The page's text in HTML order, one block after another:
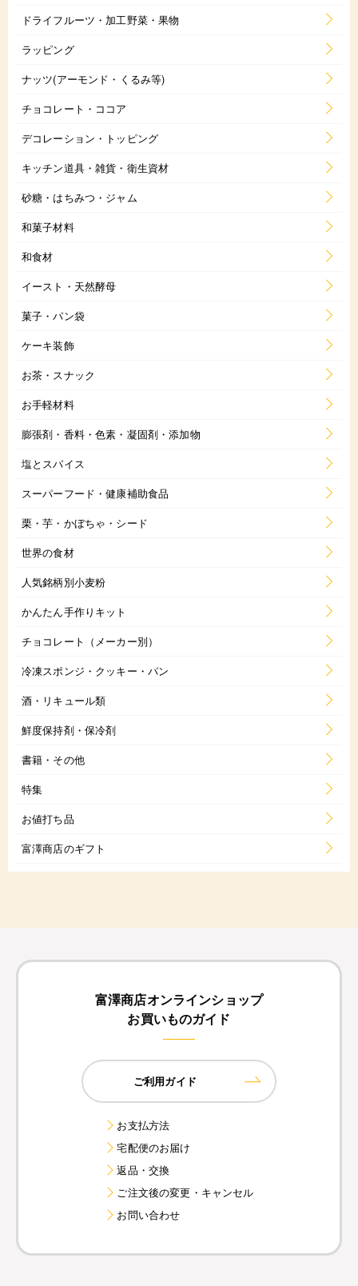
ドライフルーツ・加工野菜・果物
ラッピング
ナッツ(アーモンド・くるみ等)
チョコレート・ココア
デコレーション・トッピング
キッチン道具・雑貨・衛生資材
砂糖・はちみつ・ジャム
和菓子材料
和食材
イースト・天然酵母
菓子・パン袋
ケーキ装飾
お茶・スナック
お手軽材料
膨張剤・香料・色素・凝固剤・添加物
塩とスパイス
スーパーフード・健康補助食品
栗・芋・かぼちゃ・シード
世界の食材
人気銘柄別小麦粉
かんたん手作りキット
チョコレート（メーカー別）
冷凍スポンジ・クッキー・パン
酒・リキュール類
鮮度保持剤・保冷剤
書籍・その他
特集
お値打ち品
富澤商店のギフト
富澤商店オンラインショップ
お買いものガイド
ご利用ガイド
お支払方法
宅配便のお届け
返品・交換
ご注文後の変更・キャンセル
お問い合わせ